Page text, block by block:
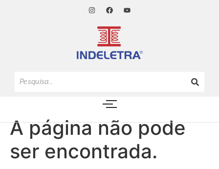
A página não pode
ser encontrada.